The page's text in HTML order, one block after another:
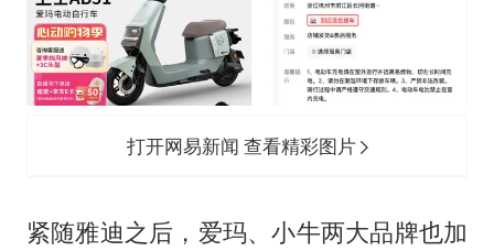
打开网易新闻 查看精彩图片
紧随雅迪之后，爱玛、小牛两大品牌也加